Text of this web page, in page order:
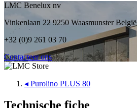
LMC Benelux nv
Vinkenlaan 22 9250 Waasmunster België
+32 (0)9 261 03 70
Contacteer ons
◂ Purolino PLUS 80
Technische fiche